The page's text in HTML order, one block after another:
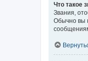
Что такое
Звания,
Обычно вы